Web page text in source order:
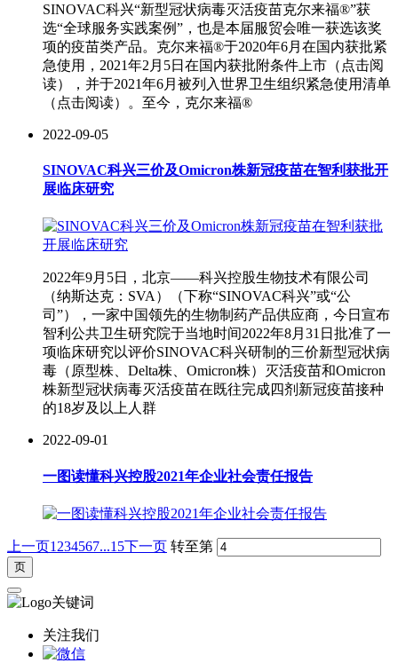
SINOVAC科兴“新型冠状病毒灭活疫苗克尔来福®”获
选“全球服务实践案例”，也是本届服贸会唯一获选该奖
项的疫苗类产品。克尔来福®于2020年6月在国内获批紧
急使用，2021年2月5日在国内获批附条件上市（点击阅
读），并于2021年6月被列入世界卫生组织紧急使用清单
（点击阅读）。至今，克尔来福®
2022-09-05
SINOVAC科兴三价及Omicron株新冠疫苗在智利获批开
展临床研究
2022年9月5日，北京——科兴控股生物技术有限公司
（纳斯达克：SVA）（下称“SINOVAC科兴”或“公
司”），一家中国领先的生物制药产品供应商，今日宣布
智利公共卫生研究院于当地时间2022年8月31日批准了一
项临床研究以评价SINOVAC科兴研制的三价新型冠状病
毒（原型株、Delta株、Omicron株）灭活疫苗和Omicron
株新型冠状病毒灭活疫苗在既往完成四剂新冠疫苗接种
的18岁及以上人群
2022-09-01
一图读懂科兴控股2021年企业社会责任报告
上一页1 234567...15下一页 转至第
关注我们